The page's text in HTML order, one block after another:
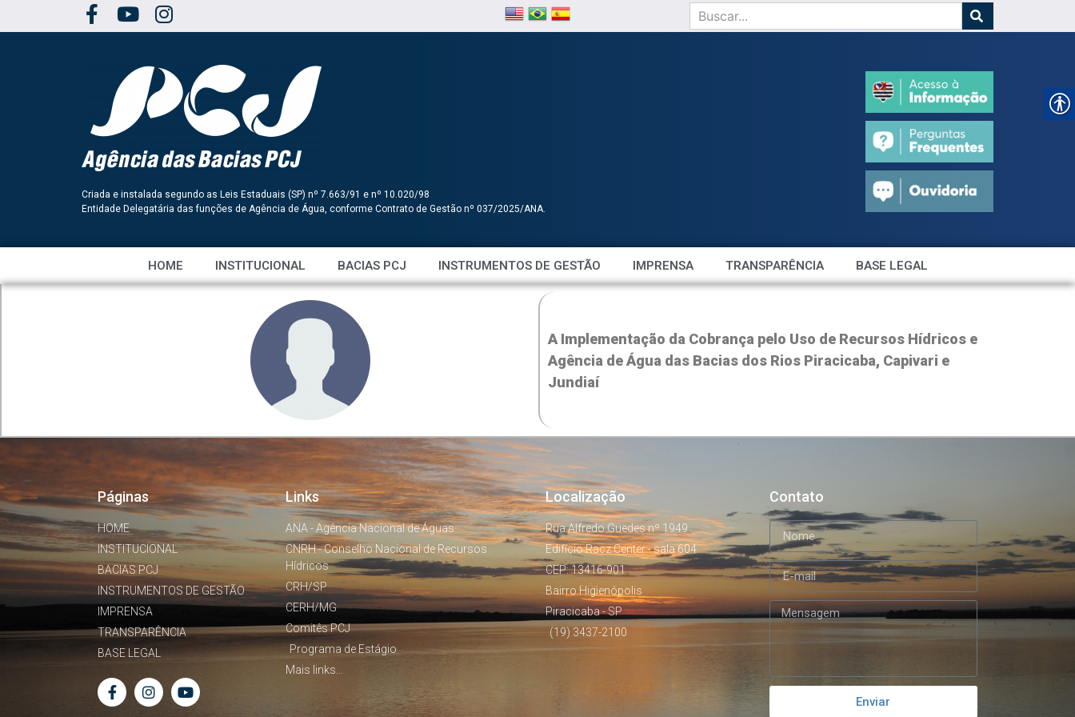
Criada e instalada segundo as Leis Estaduais (SP) nº 7.663/91 e nº 10.020/98
Entidade Delegatária das funções de Agência de Água, conforme Contrato de Gestão nº 037/2025/ANA.
HOME INSTITUCIONAL BACIAS PCJ INSTRUMENTOS DE GESTÃO IMPRENSA TRANSPARÊNCIA BASE LEGAL
A Implementação da Cobrança pelo Uso de Recursos Hídricos e
Agência de Água das Bacias dos Rios Piracicaba, Capivari e
Jundiaí
Páginas
HOME
INSTITUCIONAL
BACIAS PCJ
INSTRUMENTOS DE GESTÃO
IMPRENSA
TRANSPARÊNCIA
BASE LEGAL
Links
ANA - Agência Nacional de Águas
CNRH - Conselho Nacional de Recursos
Hídricos
CRH/SP
CERH/MG
Comitês PCJ
Programa de Estágio
Mais links...
Localização
Rua Alfredo Guedes nº 1949
Edifício Racz Center - sala 604
CEP: 13416-901
Bairro Higienópolis
Piracicaba - SP
(19) 3437-2100
Contato
Enviar